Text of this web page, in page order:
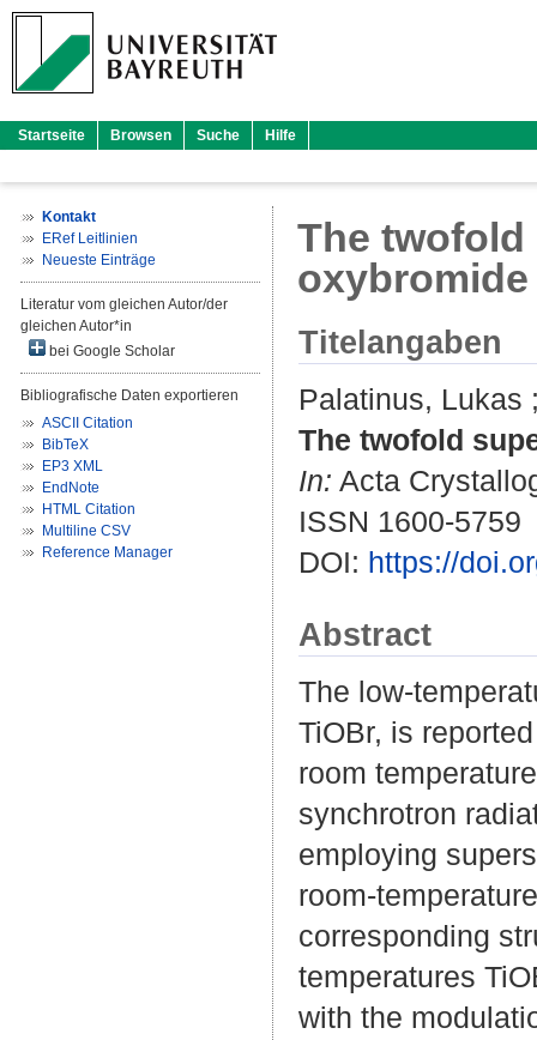
Startseite Browsen Suche Hilfe
Kontakt
ERef Leitlinien
Neueste Einträge
Literatur vom gleichen Autor/der
gleichen Autor*in
bei Google Scholar
Bibliografische Daten exportieren
ASCII Citation
BibTeX
EP3 XML
EndNote
HTML Citation
Multiline CSV
Reference Manager
The
oxybromide
Titelangaben
Palatinus, Lukas
The twofold
In: Acta
ISSN 1600-5759
DOI: https://
Abstract
The low-
TiOBr, is
room
synchrotron
employing
room-
corresponding
temperatures
with the